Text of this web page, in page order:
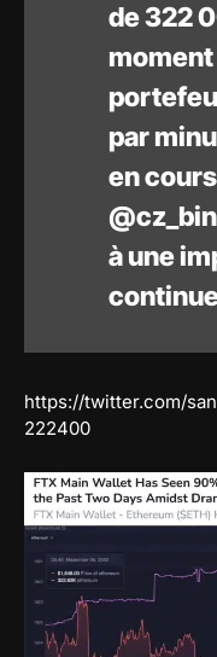
de 322
par
en
à une
https://twitter.com/
222400